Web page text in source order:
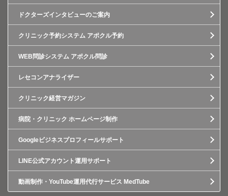
ドクターズインタビューのご案内
クリニック予約システム アポクル予約
WEB問診システム アポクル問診
レセコンアナライザー
クリニック経営マガジン
病院・クリニック ホームページ制作
Googleビジネスプロフィールサポート
LINE公式アカウント運用サポート
動画制作・YouTube運用代行サービス MedTube